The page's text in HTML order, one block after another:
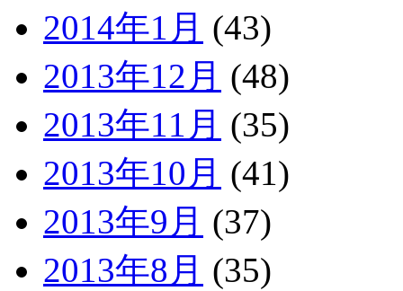
2014年1月 (43)
2013年12月 (48)
2013年11月 (35)
2013年10月 (41)
2013年9月 (37)
2013年8月 (35)